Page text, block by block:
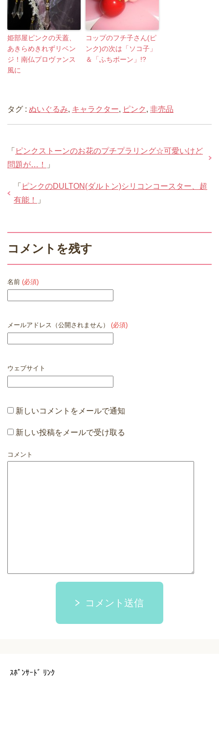
姫部屋ピンクの天蓋、
あきらめきれずリベン
ジ！南仏プロヴァンス
風に
コップのフチ子さん(ピ
ンク)の次は「ソコ子」
＆「ふちボーン」!?
タグ : ぬいぐるみ, キャラクター, ピンク , 非売品
「 ピンクストーンのお花のプチプラリング☆可愛いけど
問題が…！
」
「 ピンクのDULTON(ダルトン)シリコンコースター、超
有能！
」
コメントを残す
名前 (必須)
メールアドレス（公開されません） (必須)
ウェブサイト
新しいコメントをメールで通知
新しい投稿をメールで受け取る
コメント
コメント送信
ｽﾎﾟﾝｻｰﾄﾞ ﾘﾝｸ